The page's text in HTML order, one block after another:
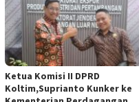
Ketua Komisi II DPRD
Koltim,Suprianto Kunker ke